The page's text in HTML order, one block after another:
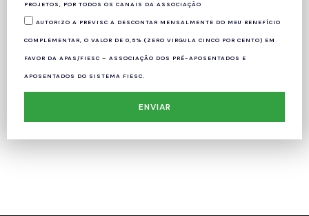
PROJETOS, POR TODOS OS CANAIS DA ASSOCIAÇÃO
AUTORIZO A PREVISC A DESCONTAR MENSALMENTE DO MEU BENEFÍCIO
COMPLEMENTAR, O VALOR DE 0,5% (ZERO VIRGULA CINCO POR CENTO) EM
FAVOR DA APAS/FIESC – ASSOCIAÇÃO DOS PRÉ-APOSENTADOS E
APOSENTADOS DO SISTEMA FIESC.
ENVIAR